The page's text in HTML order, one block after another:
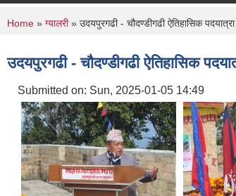
You are here
Home » ग्यालरी» उदयपुरगढी - चौदण्डीगढी ऐतिहासिक
उदयपुरगढी - चौदण्डीगढी ऐतिहासिक
Submitted on: Sun, 2025-01-05 14:49